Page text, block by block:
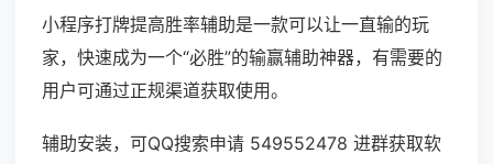
小程序打牌提高胜率辅助是一款可以让一直输的玩
家，快速成为一个“必胜”的输赢辅助神器，有需要的
用户可通过正规渠道获取使用。
辅助安装，可QQ搜索申请 549552478 进群获取软